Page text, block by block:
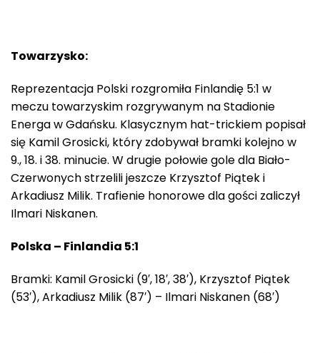
Towarzysko:
Reprezentacja Polski rozgromiła Finlandię 5:1 w
meczu towarzyskim rozgrywanym na Stadionie
Energa w Gdańsku. Klasycznym hat-trickiem popisał
się Kamil Grosicki, który zdobywał bramki kolejno w
9., 18. i 38. minucie. W drugie połowie gole dla Biało-
Czerwonych strzelili jeszcze Krzysztof Piątek i
Arkadiusz Milik. Trafienie honorowe dla gości zaliczył
Ilmari Niskanen.
Polska – Finlandia 5:1
Bramki: Kamil Grosicki (9′, 18′, 38′), Krzysztof Piątek
(53′), Arkadiusz Milik (87′) – Ilmari Niskanen (68′)